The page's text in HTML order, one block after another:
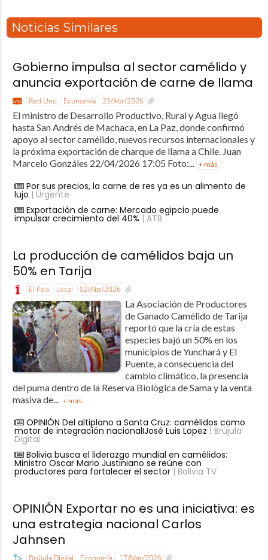
Noticias Similares
Gobierno impulsa al sector camélido y
anuncia exportación de carne de llama
Red Uno Economía 23/Abr/2026
El ministro de Desarrollo Productivo, Rural y Agua llegó
hasta San Andrés de Machaca, en La Paz, donde confirmó
apoyo al sector camélido, nuevos recursos internacionales y
la próxima exportación de charque de llama a Chile. Juan
Marcelo Gonzáles 22/04/2026 17:05 Foto:... + más
Por sus precios, la carne de res ya es un alimento de
lujo | Urgente
Exportación de carne: Mercado egipcio puede
impulsar crecimiento del 40% | ATB
La producción de camélidos baja un
50% en Tarija
El País Local 02/Abr/2026
La Asociación de Productores
de Ganado Camélido de Tarija
reportó que la cría de estas
especies bajó un 50% en los
municipios de Yunchará y El
Puente, a consecuencia del
cambio climático, la presencia
del puma dentro de la Reserva Biológica de Sama y la venta
masiva de...
+ más
OPINIÓN Del altiplano a Santa Cruz: camélidos como
motor de integración nacionalIJosé Luis Lopez | Brújula
Digital
Bolivia busca el liderazgo mundial en camélidos:
Ministro Oscar Mario Justiniano se reúne con
productores para fortalecer el sector| Bolivia TV
OPINIÓN Exportar no es una iniciativa: es
una estrategia nacional Carlos
Jahnsen
Brújula Digital Economía 17/Mar/2026